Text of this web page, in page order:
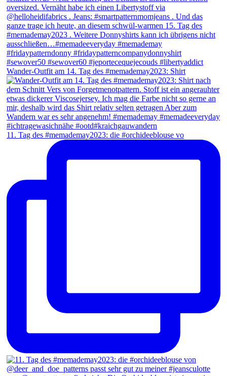
Wander-Outfit am 14. Tag des #memademay2023: Shirt
11. Tag des #memademay2023: die #orchideeblouse vo